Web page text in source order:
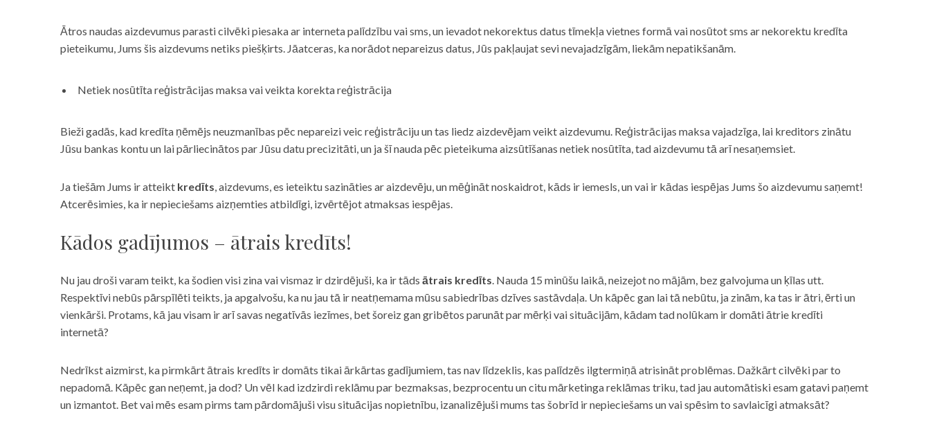
Ātros naudas aizdevumus parasti cilvēki piesaka ar interneta palīdzību vai sms, un ievadot nekorektus datus tīmekļa vietnes formā vai nosūtot sms ar nekorektu kredīta
pieteikumu, Jums šis aizdevums netiks piešķirts. Jāatceras, ka norādot nepareizus datus, Jūs pakļaujat sevi nevajadzīgām, liekām nepatikšanām.
Netiek nosūtīta reģistrācijas maksa vai veikta korekta reģistrācija
Bieži gadās, kad kredīta ņēmējs neuzmanības pēc nepareizi veic reģistrāciju un tas liedz aizdevējam veikt aizdevumu. Reģistrācijas maksa vajadzīga, lai kreditors zinātu
Jūsu bankas kontu un lai pārliecinātos par Jūsu datu precizitāti, un ja šī nauda pēc pieteikuma aizsūtīšanas netiek nosūtīta, tad aizdevumu tā arī nesaņemsiet.
Ja tiešām Jums ir atteikt kredīts, aizdevums, es ieteiktu sazināties ar aizdevēju, un mēģināt noskaidrot, kāds ir iemesls, un vai ir kādas iespējas Jums šo aizdevumu saņemt!
Atcerēsimies, ka ir nepieciešams aizņemties atbildīgi, izvērtējot atmaksas iespējas.
Kādos gadījumos – ātrais kredīts!
Nu jau droši varam teikt, ka šodien visi zina vai vismaz ir dzirdējuši, ka ir tāds ātrais kredīts. Nauda 15 minūšu laikā, neizejot no mājām, bez galvojuma un ķīlas utt.
Respektīvi nebūs pārspīlēti teikts, ja apgalvošu, ka nu jau tā ir neatņemama mūsu sabiedrības dzīves sastāvdaļa. Un kāpēc gan lai tā nebūtu, ja zinām, ka tas ir ātri, ērti un
vienkārši. Protams, kā jau visam ir arī savas negatīvās iezīmes, bet šoreiz gan gribētos parunāt par mērķi vai situācijām, kādam tad nolūkam ir domāti ātrie kredīti
internetā?
Nedrīkst aizmirst, ka pirmkārt ātrais kredīts ir domāts tikai ārkārtas gadījumiem, tas nav līdzeklis, kas palīdzēs ilgtermiņā atrisināt problēmas. Dažkārt cilvēki par to
nepadomā. Kāpēc gan neņemt, ja dod? Un vēl kad izdzirdi reklāmu par bezmaksas, bezprocentu un citu mārketinga reklāmas triku, tad jau automātiski esam gatavi paņemt
un izmantot. Bet vai mēs esam pirms tam pārdomājuši visu situācijas nopietnību, izanalizējuši mums tas šobrīd ir nepieciešams un vai spēsim to savlaicīgi atmaksāt?